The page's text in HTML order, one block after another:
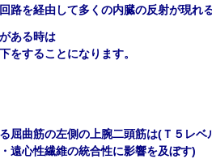
路を経由して多くの内臓の反射が現れ
ある時は
をすることになります。
屈曲筋の左側の上腕二頭筋は(Ｔ５ レベ
遠心性繊維の統合性に影響を及ぼす)